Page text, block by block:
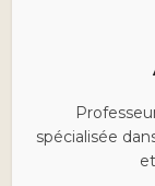
spécialisée